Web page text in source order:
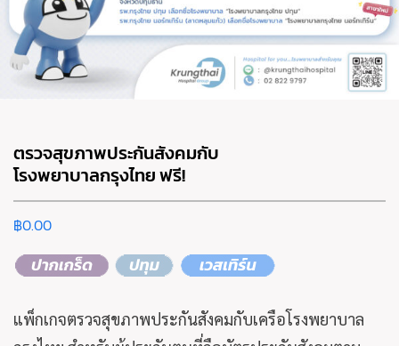
ตรวจสุขภาพประกันสังคมกับ
โรงพยาบาลกรุงไทย ฟรี!
฿0.00
แพ็กเกจตรวจสุขภาพประกันสังคมกับเครือโรงพยาบาล